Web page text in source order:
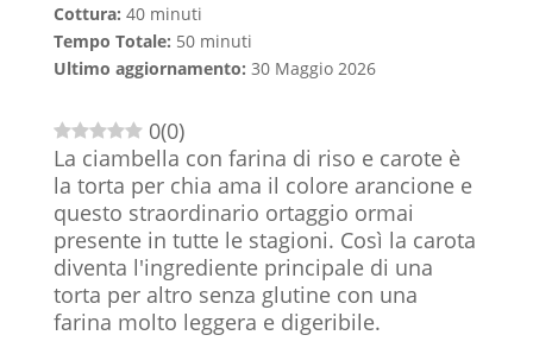
Cottura: 40 minuti
Tempo Totale: 50 minuti
Ultimo aggiornamento: 30 Maggio 2026
0(0)
La ciambella con farina di riso e carote è
la torta per chia ama il colore arancione e
questo straordinario ortaggio ormai
presente in tutte le stagioni. Così la carota
diventa l'ingrediente principale di una
torta per altro senza glutine con una
farina molto leggera e digeribile.